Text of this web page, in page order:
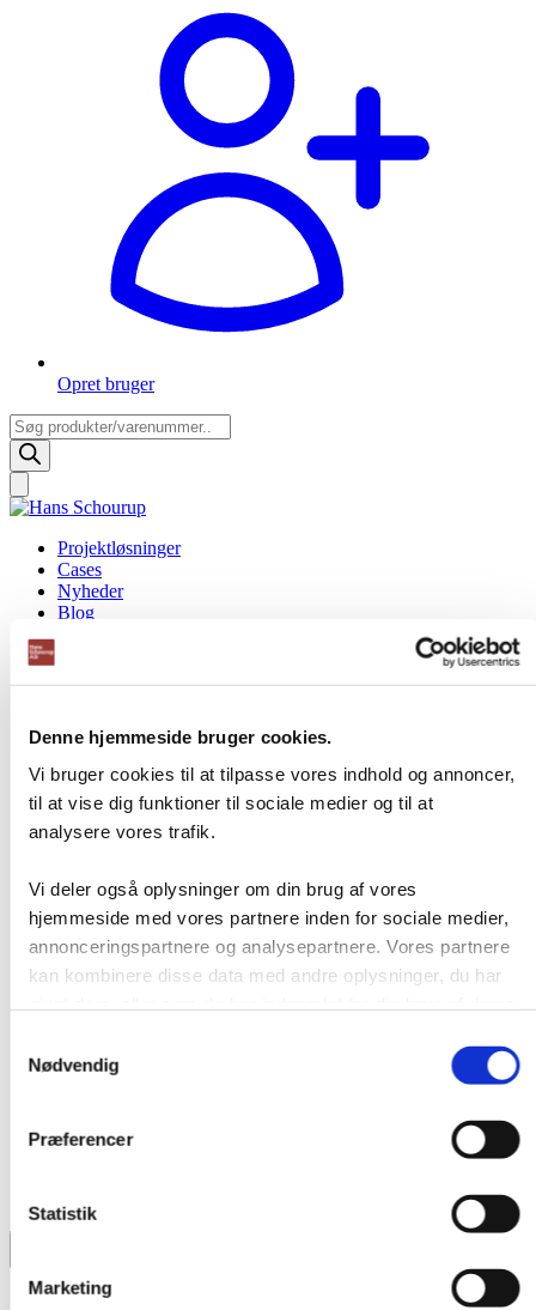
Denne hjemmeside bruger cookies.
Vi bruger cookies til at tilpasse vores indhold og annoncer,
til at vise dig funktioner til sociale medier og til at
analysere vores trafik.
Vi deler også oplysninger om din brug af vores
hjemmeside med vores partnere inden for sociale medier,
annonceringspartnere og analysepartnere. Vores partnere
kan kombinere disse data med andre oplysninger, du har
Nødvendig
Præferencer
Statistik
Marketing
Opret bruger
Products
search
Projektløsninger
Cases
Nyheder
Blog
Dansk